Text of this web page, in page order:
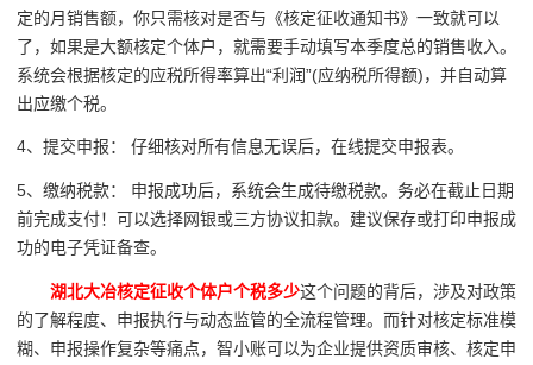
定的月销售额，你只需核对是否与《核定征收通知书》一致就可以
了，如果是大额核定个体户，就需要手动填写本季度总的销售收入。
系统会根据核定的应税所得率算出“利润”(应纳税所得额)，并自动算
出应缴个税。
4、提交申报： 仔细核对所有信息无误后，在线提交申报表。
5、缴纳税款： 申报成功后，系统会生成待缴税款。务必在截止日期
前完成支付！可以选择网银或三方协议扣款。建议保存或打印申报成
功的电子凭证备查。
湖北大冶核定征收个体户个税多少这个问题的背后，涉及对政策
的了解程度、申报执行与动态监管的全流程管理。而针对核定标准模
糊、申报操作复杂等痛点，智小账可以为企业提供资质审核、核定申